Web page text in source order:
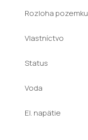
Rozloha pozemku
Vlastníctvo
Status
Voda
El. napätie